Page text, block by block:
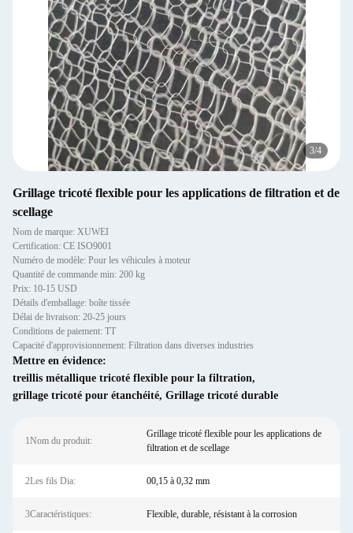
3/4
Grillage tricoté flexible pour les applications de filtration et de
scellage
Nom de marque: XUWEI
Certification: CE ISO9001
Numéro de modèle: Pour les véhicules à moteur
Quantité de commande min: 200 kg
Prix: 10-15 USD
Détails d'emballage: boîte tissée
Délai de livraison: 20-25 jours
Conditions de paiement: TT
Capacité d'approvisionnement: Filtration dans diverses industries
Mettre en évidence:
treillis métallique tricoté flexible pour la filtration,
grillage tricoté pour étanchéité, Grillage tricoté durable
1Nom du produit:
Grillage tricoté flexible pour les applications de
filtration et de scellage
2Les fils Dia: 00,15 à 0,32 mm
3Caractéristiques: Flexible, durable, résistant à la corrosion